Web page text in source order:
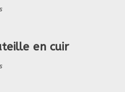
en cuir